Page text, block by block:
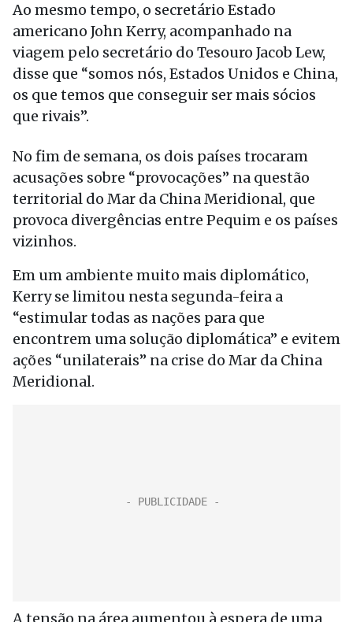
Ao mesmo tempo, o secretário Estado
americano John Kerry, acompanhado na
viagem pelo secretário do Tesouro Jacob Lew,
disse que “somos nós, Estados Unidos e China,
os que temos que conseguir ser mais sócios
que rivais”.
No fim de semana, os dois países trocaram
acusações sobre “provocações” na questão
territorial do Mar da China Meridional, que
provoca divergências entre Pequim e os países
vizinhos.
Em um ambiente muito mais diplomático,
Kerry se limitou nesta segunda-feira a
“estimular todas as nações para que
encontrem uma solução diplomática” e evitem
ações “unilaterais” na crise do Mar da China
Meridional.